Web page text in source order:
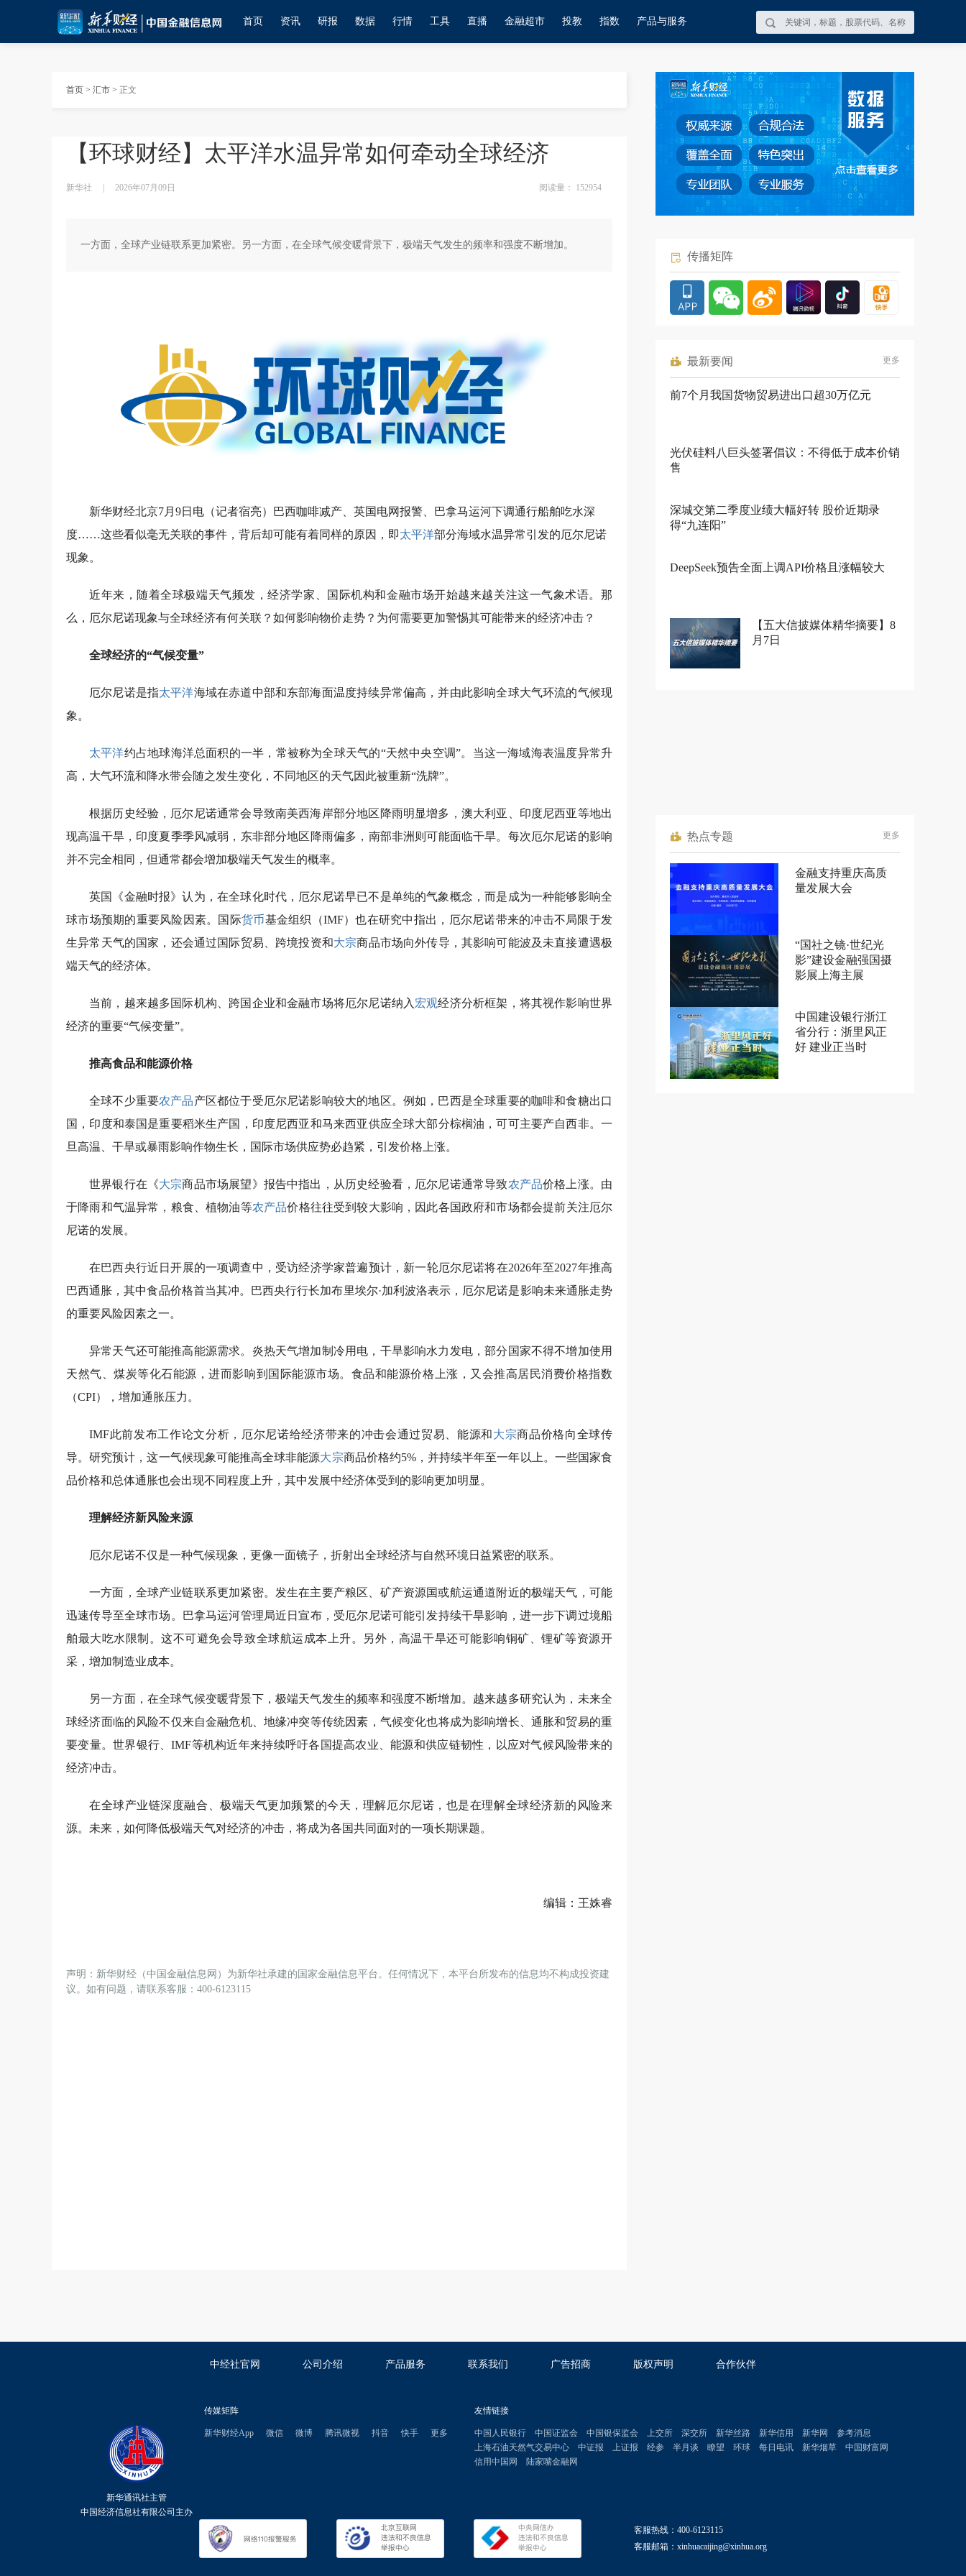
首页 资讯 研报 数据 行情 工具 直播 金融超市 投教 指数 产品与服务
首页 > 汇市 > 正文
【环球财经】太平洋水温异常如何牵动全球经济
新华社 2026年07月09日 阅读量： 152954
一方面，全球产业链联系更加紧密。另一方面，在全球气候变暖背景下，极端天气发生的频率和强度不断增加。
新华财经北京7月9日电（记者宿亮）巴西咖啡减产、英国电网报警、巴拿马运河下调通行船舶吃水深
度……这些看似毫无关联的事件，背后却可能有着同样的原因，即太平洋部分海域水温异常引发的厄尔尼诺
现象。
近年来，随着全球极端天气频发，经济学家、国际机构和金融市场开始越来越关注这一气象术语。那
么，厄尔尼诺现象与全球经济有何关联？如何影响物价走势？为何需要更加警惕其可能带来的经济冲击？
全球经济的“气候变量”
厄尔尼诺是指太平洋海域在赤道中部和东部海面温度持续异常偏高，并由此影响全球大气环流的气候现
象。
太平洋约占地球海洋总面积的一半，常被称为全球天气的“天然中央空调”。当这一海域海表温度异常升
高，大气环流和降水带会随之发生变化，不同地区的天气因此被重新“洗牌”。
根据历史经验，厄尔尼诺通常会导致南美西海岸部分地区降雨明显增多，澳大利亚、印度尼西亚等地出
现高温干旱，印度夏季季风减弱，东非部分地区降雨偏多，南部非洲则可能面临干旱。每次厄尔尼诺的影响
并不完全相同，但通常都会增加极端天气发生的概率。
英国《金融时报》认为，在全球化时代，厄尔尼诺早已不是单纯的气象概念，而是成为一种能够影响全
球市场预期的重要风险因素。国际货币基金组织（IMF）也在研究中指出，厄尔尼诺带来的冲击不局限于发
生异常天气的国家，还会通过国际贸易、跨境投资和大宗商品市场向外传导，其影响可能波及未直接遭遇极
端天气的经济体。
当前，越来越多国际机构、跨国企业和金融市场将厄尔尼诺纳入 宏观经济分析框架，将其视作影响世界
经济的重要“气候变量”。
推高食品和能源价格
全球不少重要农产品产区都位于受厄尔尼诺影响较大的地区。例如，巴西是全球重要的咖啡和食糖出口
国，印度和泰国是重要稻米生产国，印度尼西亚和马来西亚供应全球大部分棕榈油，可可主要产自西非。一
旦高温、干旱或暴雨影响作物生长，国际市场供应势必趋紧，引发价格上涨。
世界银行在《大宗商品市场展望》报告中指出，从历史经验看，厄尔尼诺通常导致农产品价格上涨。由
于降雨和气温异常，粮食、植物油等农产品价格往往受到较大影响，因此各国政府和市场都会提前关注厄尔
尼诺的发展。
在巴西央行近日开展的一项调查中，受访经济学家普遍预计，新一轮厄尔尼诺将在2026年至2027年推高
巴西通胀，其中食品价格首当其冲。巴西央行行长加布里埃尔·加利波洛表示，厄尔尼诺是影响未来通胀走势
的重要风险因素之一。
异常天气还可能推高能源需求。炎热天气增加制冷用电，干旱影响水力发电，部分国家不得不增加使用
天然气、煤炭等化石能源，进而影响到国际能源市场。食品和能源价格上涨，又会推高居民消费价格指数
（CPI），增加通胀压力。
IMF此前发布工作论文分析，厄尔尼诺给经济带来的冲击会通过贸易、能源和大宗商品价格向全球传
导。研究预计，这一气候现象可能推高全球非能源大宗商品价格约5%，并持续半年至一年以上。一些国家食
品价格和总体通胀也会出现不同程度上升，其中发展中经济体受到的影响更加明显。
理解经济新风险来源
厄尔尼诺不仅是一种气候现象，更像一面镜子，折射出全球经济与自然环境日益紧密的联系。
一方面，全球产业链联系更加紧密。发生在主要产粮区、矿产资源国或航运通道附近的极端天气，可能
迅速传导至全球市场。巴拿马运河管理局近日宣布，受厄尔尼诺可能引发持续干旱影响，进一步下调过境船
舶最大吃水限制。这不可避免会导致全球航运成本上升。另外，高温干旱还可能影响铜矿、锂矿等资源开
采，增加制造业成本。
另一方面，在全球气候变暖背景下，极端天气发生的频率和强度不断增加。越来越多研究认为，未来全
球经济面临的风险不仅来自金融危机、地缘冲突等传统因素，气候变化也将成为影响增长、通胀和贸易的重
要变量。世界银行、IMF等机构近年来持续呼吁各国提高农业、能源和供应链韧性，以应对气候风险带来的
经济冲击。
在全球产业链深度融合、极端天气更加频繁的今天，理解厄尔尼诺，也是在理解全球经济新的风险来
源。未来，如何降低极端天气对经济的冲击，将成为各国共同面对的一项长期课题。
编辑：王姝睿
声明：新华财经（中国金融信息网）为新华社承建的国家金融信息平台。任何情况下，本平台所发布的信息均不构成投资建
议。如有问题，请联系客服：400-6123115
传播矩阵
最新要闻 更多
前7个月我国货物贸易进出口超30万亿元
光伏硅料八巨头签署倡议：不得低于成本价销
售
深城交第二季度业绩大幅好转 股价近期录
得“九连阳”
DeepSeek预告全面上调API价格且涨幅较大
【五大信披媒体精华摘要】8
月7日
热点专题 更多
金融支持重庆高质
量发展大会
“国社之镜·世纪光
影”建设金融强国摄
影展上海主展
中国建设银行浙江
省分行：浙里风正
好 建业正当时
中经社官网 公司介绍 产品服务 联系我们 广告招商 版权声明 合作伙伴
新华通讯社主管
中国经济信息社有限公司主办
传媒矩阵
新华财经App 微信 微博 腾讯微视 抖音 快手 更多
友情链接
中国人民银行 中国证监会 中国银保监会 上交所 深交所 新华丝路 新华信用 新华网
参考消息
上海石油天然气交易中心
中证报 上证报 经参 半月谈 瞭望 环球 每日电讯 新华烟草
中国财富网
信用中国网
陆家嘴金融网
客服热线：400-6123115
客服邮箱：xinhuacaijing@xinhua.org